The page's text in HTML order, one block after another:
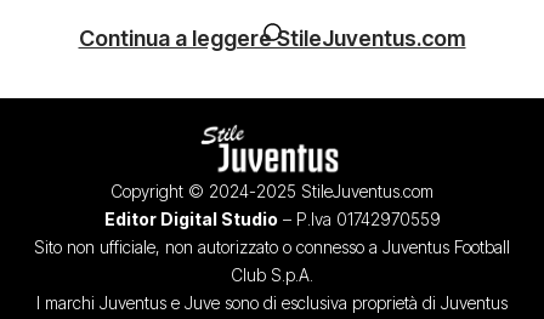
Continua a leggere StileJuventus.com
Copyright © 2024-2025 StileJuventus.com
Editor Digital Studio – P.Iva 01742970559
Sito non ufficiale, non autorizzato o connesso a Juventus Football
Club S.p.A.
I marchi Juventus e Juve sono di esclusiva proprietà di Juventus